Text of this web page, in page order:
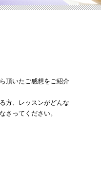
頂いたご感想をご紹介
方、レッスンがどんな
さってください。